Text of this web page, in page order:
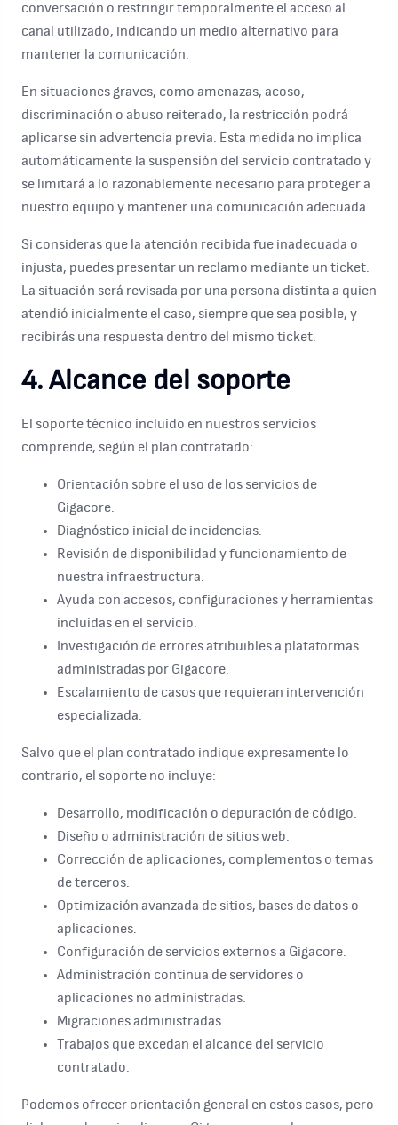
conversación o restringir temporalmente el acceso al
canal utilizado, indicando un medio alternativo para
mantener la comunicación.
En situaciones graves, como amenazas, acoso,
discriminación o abuso reiterado, la restricción podrá
aplicarse sin advertencia previa. Esta medida no implica
automáticamente la suspensión del servicio contratado y
se limitará a lo razonablemente necesario para proteger a
nuestro equipo y mantener una comunicación adecuada.
Si consideras que la atención recibida fue inadecuada o
injusta, puedes presentar un reclamo mediante un ticket.
La situación será revisada por una persona distinta a quien
atendió inicialmente el caso, siempre que sea posible, y
recibirás una respuesta dentro del mismo ticket.
4. Alcance del soporte
El soporte técnico incluido en nuestros servicios
comprende, según el plan contratado:
Orientación sobre el uso de los servicios de
Gigacore.
Diagnóstico inicial de incidencias.
Revisión de disponibilidad y funcionamiento de
nuestra infraestructura.
Ayuda con accesos, configuraciones y herramientas
incluidas en el servicio.
Investigación de errores atribuibles a plataformas
administradas por Gigacore.
Escalamiento de casos que requieran intervención
especializada.
Salvo que el plan contratado indique expresamente lo
contrario, el soporte no incluye:
Desarrollo, modificación o depuración de código.
Diseño o administración de sitios web.
Corrección de aplicaciones, complementos o temas
de terceros.
Optimización avanzada de sitios, bases de datos o
aplicaciones.
Configuración de servicios externos a Gigacore.
Administración continua de servidores o
aplicaciones no administradas.
Migraciones administradas.
Trabajos que excedan el alcance del servicio
contratado.
Podemos ofrecer orientación general en estos casos, pero